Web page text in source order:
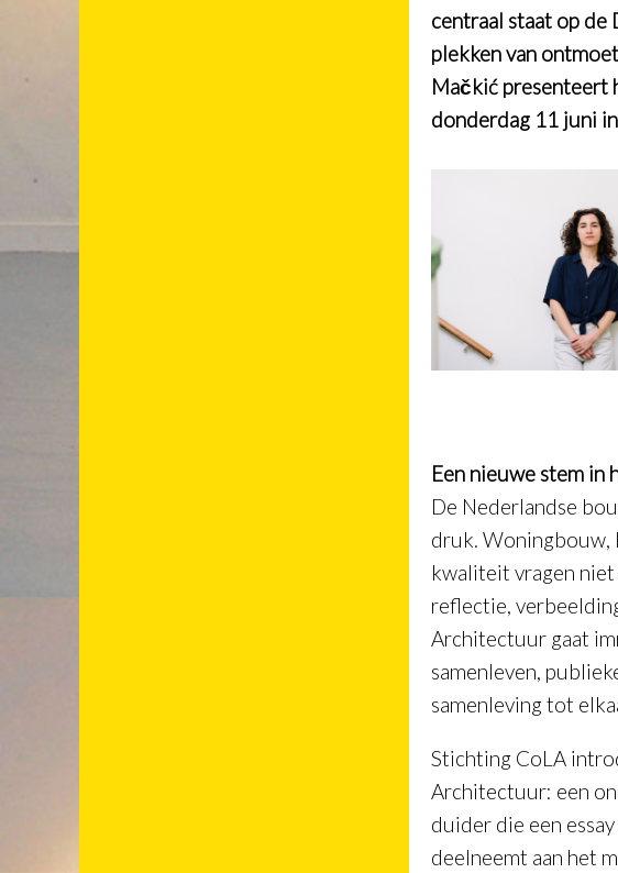
centraal staat op de
plekken van
Mačkić presenteert
donderdag 11 juni
Een nieuwe stem
De Nederlandse
druk. Woningbouw,
kwaliteit vragen niet
reflectie,
Architectuur gaat
samenleven,
samenleving tot
Stichting CoLA
Architectuur: een
duider die een
deelneemt aan het